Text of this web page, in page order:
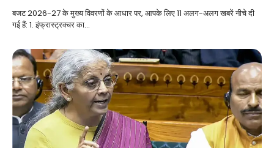
बजट 2026-27 के मुख्य विवरणों के आधार पर, आपके लिए 11 अलग-अलग खबरें नीचे दी
गई हैं: 1. इंफ्रास्ट्रक्चर का…